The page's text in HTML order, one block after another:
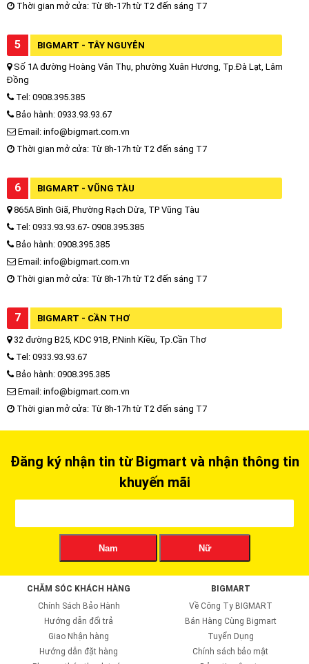
Thời gian mở cửa: Từ 8h-17h từ T2 đến sáng T7
5 BIGMART - TÂY NGUYÊN
Số 1A đường Hoàng Văn Thụ, phường Xuân Hương, Tp.Đà Lạt, Lâm
Đồng
Tel: 0908.395.385
Bảo hành: 0933.93.93.67
Email: info@bigmart.com.vn
Thời gian mở cửa: Từ 8h-17h từ T2 đến sáng T7
6 BIGMART - VŨNG TÀU
865A Bình Giã, Phường Rạch Dừa, TP Vũng Tàu
Tel: 0933.93.93.67- 0908.395.385
Bảo hành: 0908.395.385
Email: info@bigmart.com.vn
Thời gian mở cửa: Từ 8h-17h từ T2 đến sáng T7
7 BIGMART - CẦN THƠ
32 đường B25, KDC 91B, P.Ninh Kiều, Tp.Cần Thơ
Tel: 0933.93.93.67
Bảo hành: 0908.395.385
Email: info@bigmart.com.vn
Thời gian mở cửa: Từ 8h-17h từ T2 đến sáng T7
Đăng ký nhận tin từ Bigmart và nhận thông tin
khuyến mãi
Nam Nữ
CHĂM SÓC KHÁCH HÀNG
Chính Sách Bảo Hành
Hướng dẫn đổi trả
Giao Nhận hàng
Hướng dẫn đặt hàng
BIGMART
Về Công Ty BIGMART
Bán Hàng Cùng Bigmart
Tuyển Dụng
Chính sách bảo mật